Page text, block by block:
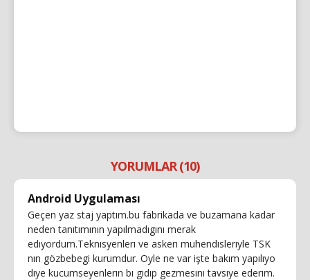
YORUMLAR (10)
Android Uygulaması
Geçen yaz staj yaptım.bu fabrikada ve buzamana kadar
neden tanıtımının yapılmadıgını merak
edıyordum.Teknısyenlerı ve askerı muhendıslerıyle TSK
nın gözbebegi kurumdur. Oyle ne var işte bakım yapılıyo
dıye kucumseyenlerın bı gıdıp gezmesını tavsıye ederım.